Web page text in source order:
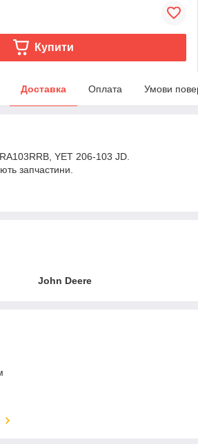
Купити
Доставка Оплата Умови
YET 206-103 JD.
запчастини.
John Deere